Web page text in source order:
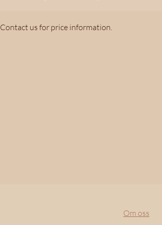
Contact us for price information.
Om oss